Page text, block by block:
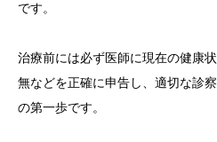
です。
治療前には必ず医師に現在の健康
無などを正確に申告し、適切な診
の第一歩です。